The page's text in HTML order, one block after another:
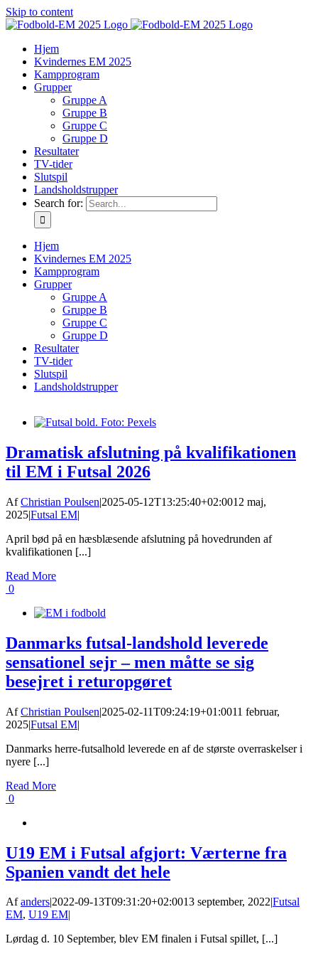
Skip to content
Hjem
Kvindernes EM 2025
Kampprogram
Grupper
Gruppe A
Gruppe B
Gruppe C
Gruppe D
Resultater
TV-tider
Slutspil
Landsholdstrupper
Search for:
Hjem
Kvindernes EM 2025
Kampprogram
Grupper
Gruppe A
Gruppe B
Gruppe C
Gruppe D
Resultater
TV-tider
Slutspil
Landsholdstrupper
Dramatisk afslutning på kvalifikationen
til EM i Futsal 2026
AfChristian Poulsen|2025-05-12T13:25:40+02:0012 maj,
2025|Futsal EM|
April bød på en hæsblæsende afslutning på hovedrunden af
kvalifikationen [...]
Read More
0
Danmarks futsal-landshold leverede
sensationel sejr – men måtte se sig
besejret i returopgøret
AfChristian Poulsen|2025-02-11T09:24:19+01:0011 februar,
2025|Futsal EM|
Danmarks herre-futsalhold leverede en af de største overraskelser i
nyere [...]
Read More
0
U19 EM i Futsal afgjort: Værterne fra
Spanien vandt det hele
Afanders|2022-09-13T09:31:20+02:0013 september, 2022|Futsal
EM, U19 EM|
Lørdag d. 10 September, blev EM finalen i Futsal spillet, [...]